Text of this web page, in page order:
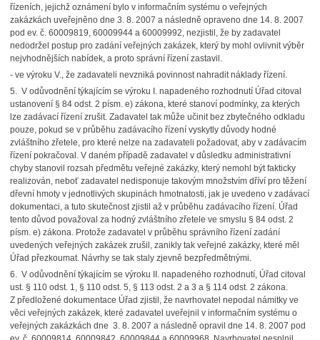
řízeních, jejichž oznámení bylo v informačním systému o veřejných
zakázkách uveřejněno dne 3. 8. 2007 a následně opraveno dne 14. 8. 2007
pod ev. č. 60009819, 60009944 a 60009992, nezjistil, že by zadavatel
nedodržel postup pro zadání veřejných zakázek, který by mohl ovlivnit výběr
nejvhodnějších nabídek, a proto správní řízení zastavil.
- ve výroku V., že zadavateli nevzniká povinnost nahradit náklady řízení.
5. V odůvodnění týkajícím se výroku I. napadeného rozhodnutí Úřad citoval
ustanovení § 84 odst. 2 písm. e) zákona, které stanoví podmínky, za kterých
lze zadávací řízení zrušit. Zadavatel tak může učinit bez zbytečného odkladu
pouze, pokud se v průběhu zadávacího řízení vyskytly důvody hodné
zvláštního zřetele, pro které nelze na zadavateli požadovat, aby v zadávacím
řízení pokračoval. V daném případě zadavatel v důsledku administrativní
chyby stanovil rozsah předmětu veřejné zakázky, který nemohl být fakticky
realizován, neboť zadavatel nedisponuje takovým množstvím dříví pro těžení
dřevní hmoty v jednotlivých skupinách hmotnatosti, jak je uvedeno v zadávací
dokumentaci, a tuto skutečnost zjistil až v průběhu zadávacího řízení. Úřad
tento důvod považoval za hodný zvláštního zřetele ve smyslu § 84 odst. 2
písm. e) zákona. Protože zadavatel v průběhu správního řízení zadání
uvedených veřejných zakázek zrušil, zanikly tak veřejné zakázky, které měl
Úřad přezkoumat. Návrhy se tak staly zjevně bezpředmětnými.
6. V odůvodnění týkajícím se výroku II. napadeného rozhodnutí, Úřad citoval
ust. § 110 odst. 1, § 110 odst. 5, § 113 odst. 2 a 3 a § 114 odst. 2 zákona.
Z předložené dokumentace Úřad zjistil, že navrhovatel nepodal námitky ve
věci veřejných zakázek, které zadavatel uveřejnil v informačním systému o
veřejných zakázkách dne 3. 8. 2007 a následně opravil dne 14. 8. 2007 pod